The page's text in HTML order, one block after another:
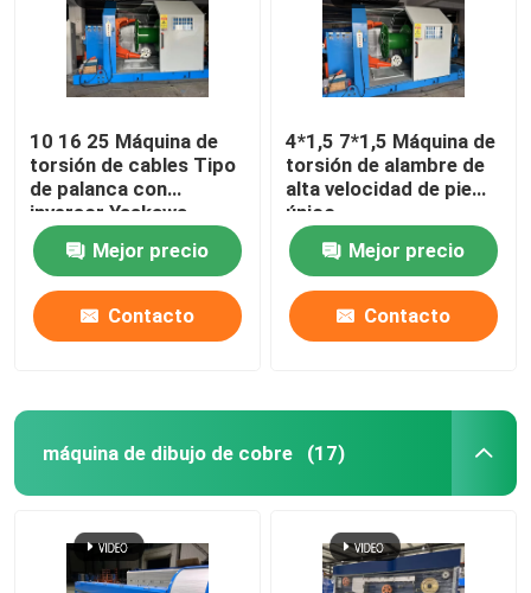
10 16 25 Máquina de
torsión de cables Tipo
de palanca con
inversor Yaskawa
Mejor precio
Contacto
4*1,5 7*1,5 Máquina de
torsión de alambre de
alta velocidad de pie
único
Mejor precio
Contacto
máquina de dibujo de cobre (17)